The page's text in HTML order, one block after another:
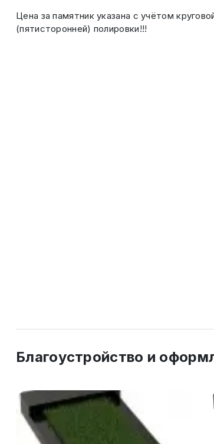
Цена за памятник указана с учётом
(пятисторонней) полировки!!!
Благоустройство и